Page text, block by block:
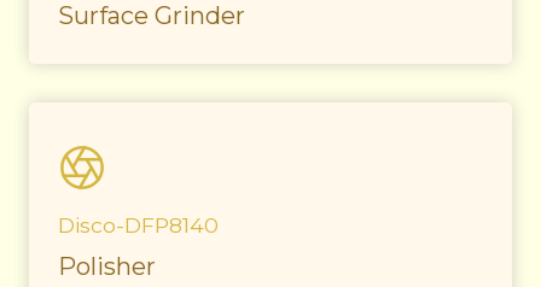
Surface Grinder
Disco-DFP8140
Polisher